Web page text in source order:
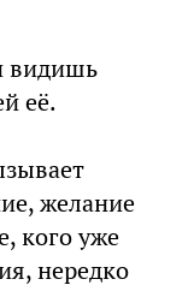
видишь
её.
желание
кого уже
нередко